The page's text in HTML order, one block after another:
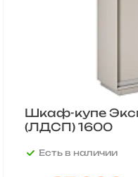
Шкаф-купе
(ЛДСП) 1600
Есть в наличии